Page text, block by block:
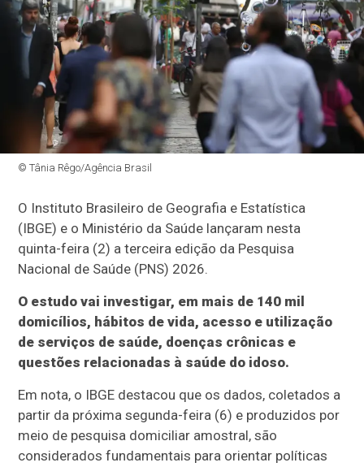
© Tânia Rêgo/Agência Brasil
O Instituto Brasileiro de Geografia e Estatística
(IBGE) e o Ministério da Saúde lançaram nesta
quinta-feira (2) a terceira edição da Pesquisa
Nacional de Saúde (PNS) 2026.
O estudo vai investigar, em mais de 140 mil
domicílios, hábitos de vida, acesso e utilização
de serviços de saúde, doenças crônicas e
questões relacionadas à saúde do idoso.
Em nota, o IBGE destacou que os dados, coletados a
partir da próxima segunda-feira (6) e produzidos por
meio de pesquisa domiciliar amostral, são
considerados fundamentais para orientar políticas